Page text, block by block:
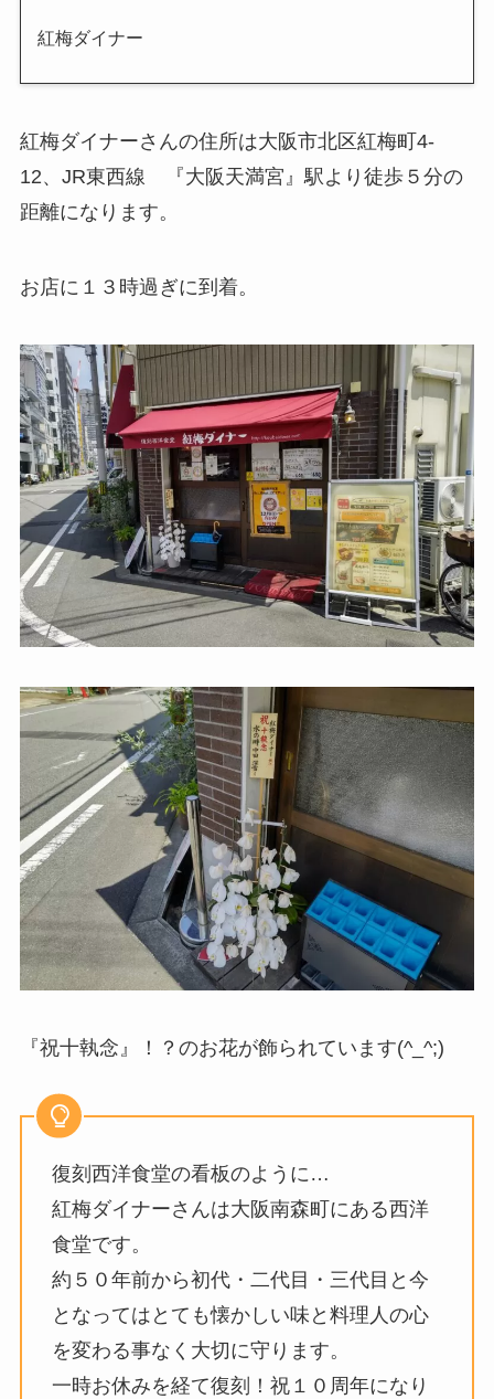
紅梅ダイナー
紅梅ダイナーさんの住所は大阪市北区紅梅町4-
12、JR東西線 『大阪天満宮』駅より徒歩５分の
距離になります。
お店に１３時過ぎに到着。
『祝十執念』！？のお花が飾られています(^_^;)
復刻西洋食堂の看板のように…
紅梅ダイナーさんは大阪南森町にある西洋
食堂です。
約５０年前から初代・二代目・三代目と今
となってはとても懐かしい味と料理人の心
を変わる事なく大切に守ります。
一時お休みを経て復刻！祝１０周年になり